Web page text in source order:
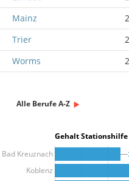
Mainz
Trier
Worms
Alle Berufe A-Z
Gehalt
Bad Kreuznach
Koblenz